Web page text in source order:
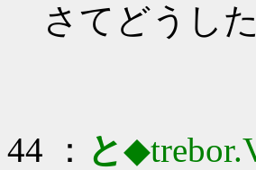
さてどうし
44 ： と